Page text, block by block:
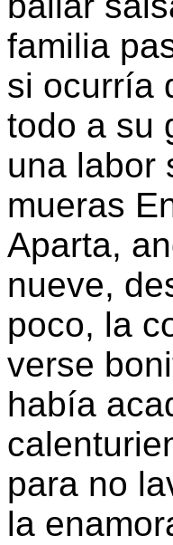
familia
si ocurría
todo a su
una labor
mueras
Aparta,
nueve,
poco, la
verse
había
para no
la